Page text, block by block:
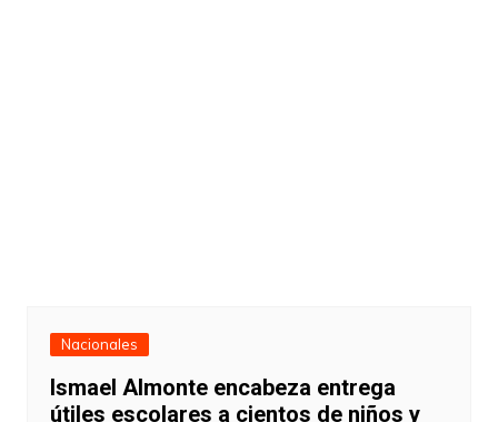
Nacionales
Ismael Almonte encabeza entrega
útiles escolares a cientos de niños y